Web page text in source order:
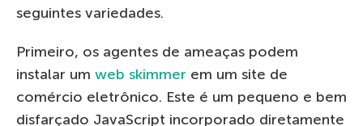
seguintes variedades.
Primeiro, os agentes de ameaças podem
instalar um web skimmer em um site de
comércio eletrônico. Este é um pequeno e bem
disfarçado JavaScript incorporado diretamente